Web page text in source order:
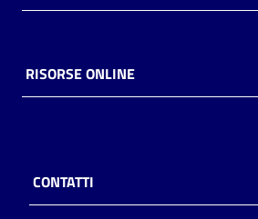
Decentrate
RISORSE ONLINE
CONTATTI